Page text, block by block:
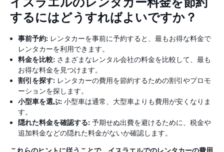
するにはどうすればよいですか？
事前予約: レンタカーを事前に予約すると、最もお得な料金で
レンタカーを利用できます。
料金を比較: さまざまなレンタル会社の料金を比較して、最も
お得な料金を見つけます。
割引を探す: レンタカーの費用を節約するための割引やプロモ
ーションを探します。
小型車を選ぶ: 小型車は通常、大型車よりも費用が安くなりま
す。
隠れた料金を確認する: 予期せぬ出費を避けるために、税金や
追加料金などの隠れた料金がないか確認します。
これらのヒントに従うことで、イスラエルでのレンタカーの費用